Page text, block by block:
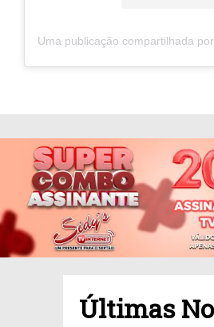
Últimas